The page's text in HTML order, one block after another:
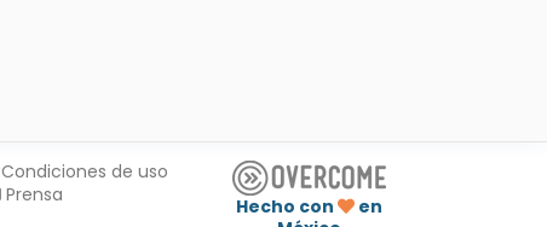
Condiciones de uso
Prensa
Hecho con
en